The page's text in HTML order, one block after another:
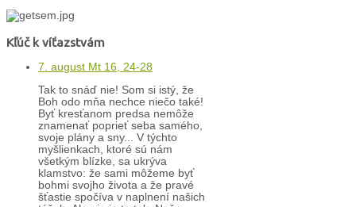
Kľúč k víťazstvám
7. august Mt 16, 24-28
Tak to snáď nie! Som si istý, že
Boh odo mňa nechce niečo také!
Byť kresťanom predsa nemôže
znamenať poprieť seba samého,
svoje plány a sny... V týchto
myšlienkach, ktoré sú nám
všetkým blízke, sa ukrýva
klamstvo: že sami môžeme byť
bohmi svojho života a že pravé
šťastie spočíva v naplnení našich